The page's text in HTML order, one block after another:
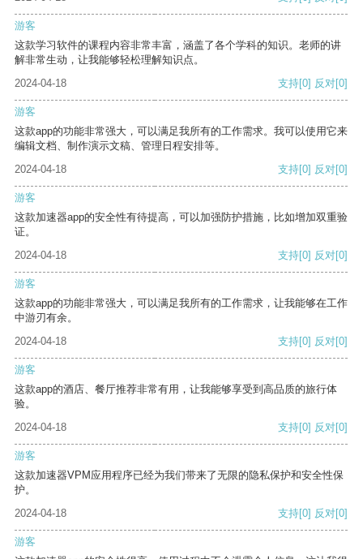
游客
这款学习软件的课程内容非常丰富，涵盖了各个学科的知识。老师的讲
解非常生动，让我能够轻松理解知识点。
2024-04-18
支持[0] 反对[0]
游客
这款app的功能非常强大，可以满足我所有的工作需求。我可以使用它来
编辑文档、制作演示文稿、管理日程安排等。
2024-04-18
支持[0] 反对[0]
游客
这款加速器app的安全性有待提高，可以加强防护措施，比如增加双重验
证。
2024-04-18
支持[0] 反对[0]
游客
这款app的功能非常强大，可以满足我所有的工作需求，让我能够在工作
中游刃有余。
2024-04-18
支持[0] 反对[0]
游客
这款app的酒店、餐厅推荐非常有用，让我能够享受到高品质的旅行体
验。
2024-04-18
支持[0] 反对[0]
游客
这款加速器VPM应用程序已经为我们带来了无限的隐私保护和安全性保
护。
2024-04-18
支持[0] 反对[0]
游客